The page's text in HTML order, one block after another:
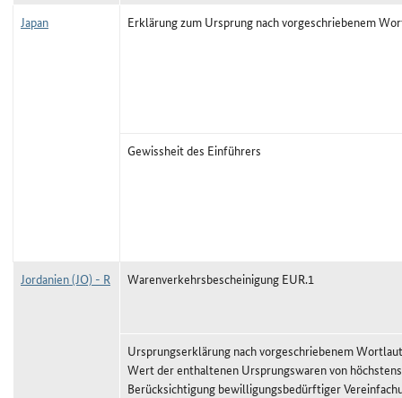
Japan Erklärung zum Ursprung nach vorgeschriebenem
Gewissheit des Einführers
Jordanien (JO) - R Warenverkehrsbescheinigung EUR.1
Ursprungserklärung nach vorgeschriebenem
Wert der enthaltenen Ursprungswaren von
Berücksichtigung bewilligungsbedürftiger